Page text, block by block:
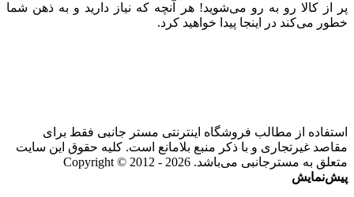
پر از کالا رو به رو می‌شوید! هر آنچه که نیاز دارید و به ذهن شما
خطور می‌کند در اینجا پیدا خواهید کرد.
استفاده از مطالب فروشگاه اینترنتی مستر جانبی فقط برای
مقاصد غیرتجاری و با ذکر منبع بلامانع است. کلیه حقوق این سایت
متعلق به مسترجانبی می‌باشد. Copyright © 2012 - 2026
پیش‌نمایش